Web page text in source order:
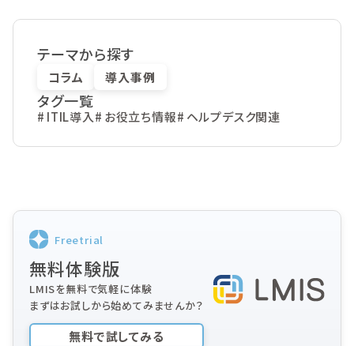
テーマから探す
コラム 導入事例
タグ一覧
ITIL導入 お役立ち情報 ヘルプデスク関連
Freetrial
無料体験版
LMISを無料で気軽に体験
まずはお試しから始めてみませんか？
無料で試してみる